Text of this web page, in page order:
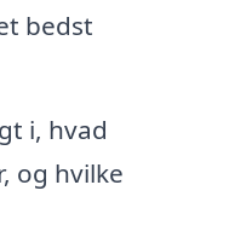
bedst
i, hvad
og hvilke